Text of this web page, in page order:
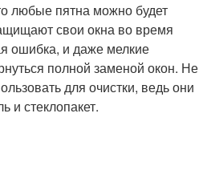
любые пятна можно будет
свои окна во время
ошибка, и даже мелкие
полной заменой окон. Не
для очистки, ведь они
и стеклопакет.